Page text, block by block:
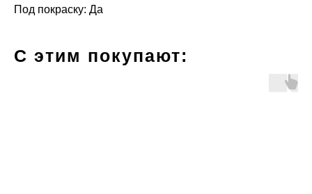
Под покраску: Да
С этим покупают: